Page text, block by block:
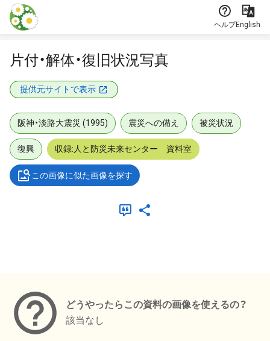
本文に飛ぶ
ヘルプEnglish
片付・解体・復旧状況写真
提供元サイトで表示
阪神・淡路大震災 (1995) 震災への備え 被災状況
復興 収録:人と防災未来センター 資料室
この画像に似た画像を探す
どうやったらこの資料の画像を使えるの？
該当なし